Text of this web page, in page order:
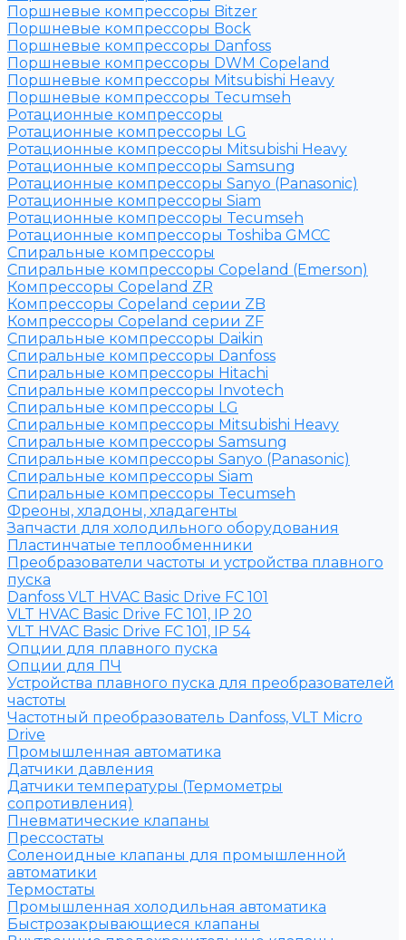
Поршневые компрессоры Bitzer
Поршневые компрессоры Bock
Поршневые компрессоры Danfoss
Поршневые компрессоры DWM Copeland
Поршневые компрессоры Mitsubishi Heavy
Поршневые компрессоры Tecumseh
Ротационные компрессоры
Ротационные компрессоры LG
Ротационные компрессоры Mitsubishi Heavy
Ротационные компрессоры Samsung
Ротационные компрессоры Sanyo (Panasonic)
Ротационные компрессоры Siam
Ротационные компрессоры Tecumseh
Ротационные компрессоры Toshiba GMCC
Спиральные компрессоры
Спиральные компрессоры Copeland (Emerson)
Компрессоры Copeland ZR
Компрессоры Copeland серии ZB
Компрессоры Copeland серии ZF
Спиральные компрессоры Daikin
Спиральные компрессоры Danfoss
Спиральные компрессоры Hitachi
Спиральные компрессоры Invotech
Спиральные компрессоры LG
Спиральные компрессоры Mitsubishi Heavy
Спиральные компрессоры Samsung
Спиральные компрессоры Sanyo (Panasonic)
Спиральные компрессоры Siam
Спиральные компрессоры Tecumseh
Фреоны, хладоны, хладагенты
Запчасти для холодильного оборудования
Пластинчатые теплообменники
Преобразователи частоты и устройства плавного
пуска
Danfoss VLT HVAC Basic Drive FC 101
VLT HVAC Basic Drive FC 101, IP 20
VLT HVAC Basic Drive FC 101, IP 54
Опции для плавного пуска
Опции для ПЧ
Устройства плавного пуска для преобразователей
частоты
Частотный преобразователь Danfoss, VLT Micro
Drive
Промышленная автоматика
Датчики давления
Датчики температуры (Термометры
сопротивления)
Пневматические клапаны
Прессостаты
Соленоидные клапаны для промышленной
автоматики
Термостаты
Промышленная холодильная автоматика
Быстрозакрывающиеся клапаны